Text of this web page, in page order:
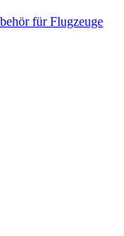
für Flugzeuge